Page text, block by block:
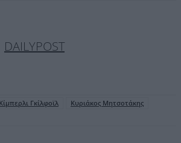
DAILYPOST
Κίμπερλι Γκίλφοϊλ Κυριάκος Mητσοτάκης